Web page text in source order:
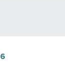
2026